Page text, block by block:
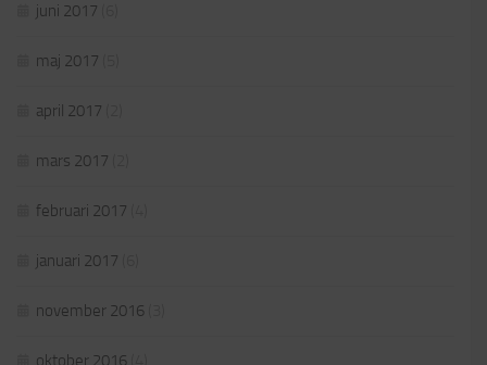
juni 2017
maj 2017
april 2017
mars 2017
februari 2017
januari 2017
november 2016
oktober 2016